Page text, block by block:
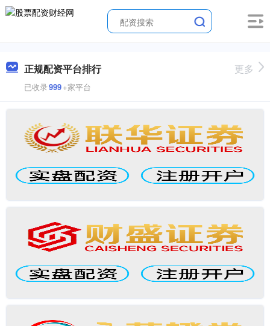
正规配资平台排行
已收录999+家平台
更多